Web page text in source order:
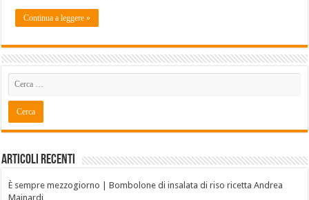
Continua a leggere »
Articoli recenti
È sempre mezzogiorno | Bombolone di insalata di riso ricetta Andrea
Mainardi